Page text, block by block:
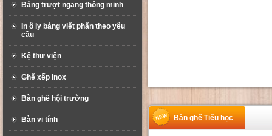
Bảng trượt ngang thông minh
In ô ly bảng viết phấn theo yêu
cầu
Kệ thư viện
Ghế xếp inox
Bàn ghế hội trường
Bàn vi tính Bàn ghế Tiểu học